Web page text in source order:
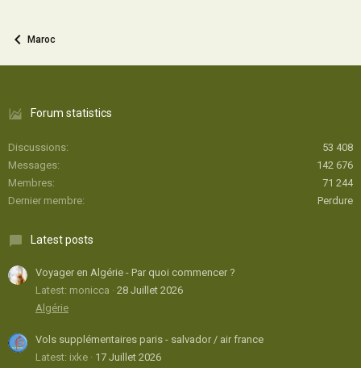
Maroc
Forum statistics
Discussions
53 408
Messages
142 676
Membres
71 244
Dernier membre
Perdure
Latest posts
Voyager en Algérie - Par quoi commencer ?
Latest: monicca
28 Juillet 2026
Algérie
Vols supplémentaires paris - salvador / air france
Latest: ixke
17 Juillet 2026